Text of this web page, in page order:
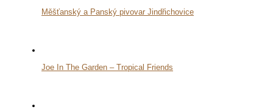
Měšťanský a Panský pivovar Jindřichovice
Joe In The Garden – Tropical Friends